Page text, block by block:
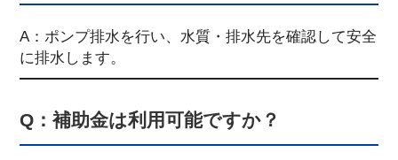
A：ポンプ排水を行い、水質・排水先を確認して安全
に排水します。
Q：補助金は利用可能ですか？